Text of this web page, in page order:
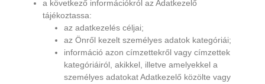
a következő információkról az Adatkezelő
tájékoztassa:
az adatkezelés céljai;
az Önről kezelt személyes adatok kategóriái;
információ azon címzettekről vagy címzettek
kategóriáiról, akikkel, illetve amelyekkel a
személyes adatokat Adatkezelő közölte vagy